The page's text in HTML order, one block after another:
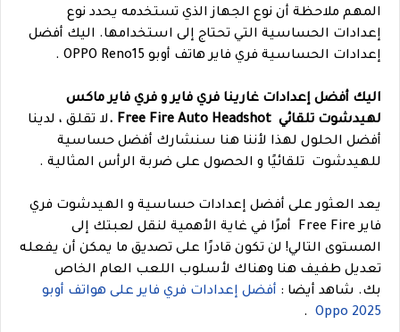
المهم ملاحظة أن نوع الجهاز الذي تستخدمه يحدد نوع
إعدادات الحساسية التي تحتاج إلى استخدامها. اليك أفضل
إعدادات الحساسية فري فاير هاتف أوبو OPPO Reno15 .
اليك أفضل إعدادات غارينا فري فاير و فري فاير ماكس
لهيدشوت تلقائي Free Fire Auto Headshot .
لا تقلق ، لدينا
أفضل الحلول لهذا لأننا هنا سنشارك أفضل حساسية
للهيدشوت تلقائيًا و الحصول على ضربة الرأس المثالية .
يعد العثور على أفضل إعدادات حساسية و الهيدشوت فري
فاير Free Fire أمرًا في غاية الأهمية لنقل لعبتك إلى
المستوى التالي! لن تكون قادرًا على تصديق ما يمكن أن يفعله
تعديل طفيف هنا وهناك لأسلوب اللعب العام الخاص
بك. شاهد أيضا : أفضل إعدادات فري فاير على هواتف أوبو
Oppo 2025
.